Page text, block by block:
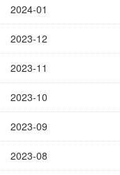
2024-01
2023-12
2023-11
2023-10
2023-09
2023-08